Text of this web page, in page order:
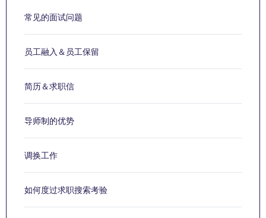
常见的面试问题
员工融入＆员工保留
简历＆求职信
导师制的优势
调换工作
如何度过求职搜索考验